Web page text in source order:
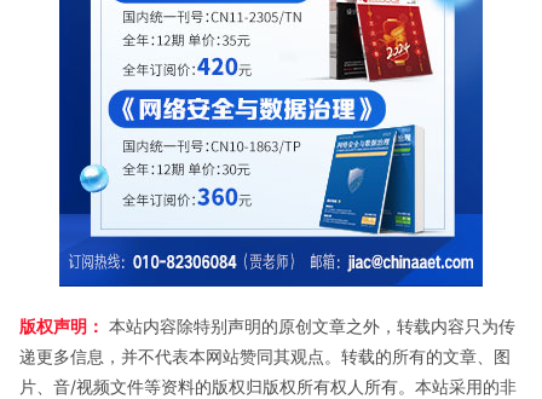
版权声明： 本站内容除特别声明的原创文章之外，转载内容只为传
递更多信息，并不代表本网站赞同其观点。转载的所有的文章、图
片、音/视频文件等资料的版权归版权所有权人所有。本站采用的非